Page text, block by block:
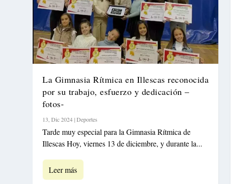
La Gimnasia Rítmica en Illescas reconocida
por su trabajo, esfuerzo y dedicación –
fotos-
13, Dic 2024|Deportes
Tarde muy especial para la Gimnasia Rítmica de
Illescas Hoy, viernes 13 de diciembre, y durante la...
Leer más